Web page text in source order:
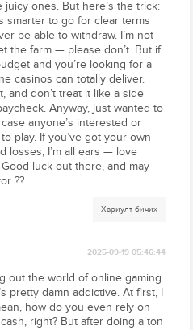
juicy ones. But here’s the trick:
smarter to go for clear terms
be able to withdraw. I’m not
the farm — please don’t. But if
and you’re looking for a
casinos can totally deliver.
and don’t treat it like a side
Anyway, just wanted to
anyone’s interested or
play. If you’ve got your own
losses, I’m all ears — love
luck out there, and may
??
Хариулт бичих
2025-09-19 05:46:44
out the world of online gaming
pretty damn addictive. At first, I
how do you even rely on
right? But after doing a ton